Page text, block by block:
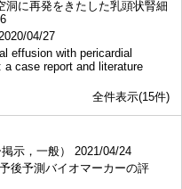
洞に再発をきたした乳頭状腎細
04/27
effusion with pericardial
a case report and literature
全件表示(15件)
示，一般） 2021/04/24
後予測バイオマーカーの評